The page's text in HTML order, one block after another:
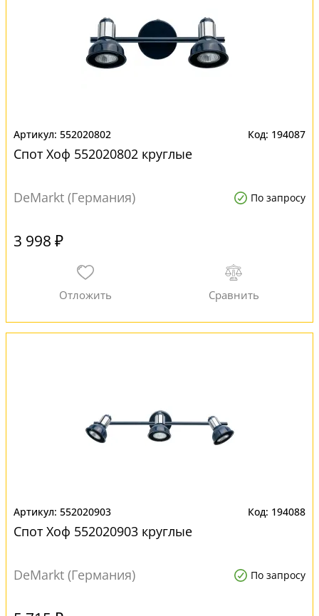
552020802 194087
Спот Хоф 552020802 круглые
DeMarkt (Германия) По запросу
3 998 ₽
552020903 194088
Спот Хоф 552020903 круглые
DeMarkt (Германия) По запросу